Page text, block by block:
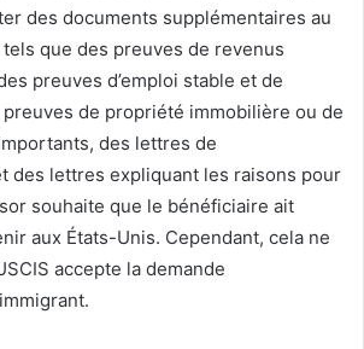
des documents supplémentaires au
que des preuves de revenus
preuves d’emploi stable et de
de propriété immobilière ou de
des lettres de
des lettres expliquant les raisons pour
souhaite que le bénéficiaire ait
aux États-Unis. Cependant, cela ne
accepte la demande